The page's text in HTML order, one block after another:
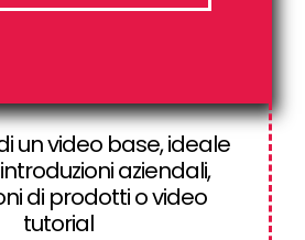
un video base, ideale
aziendali,
di prodotti o video
tutorial